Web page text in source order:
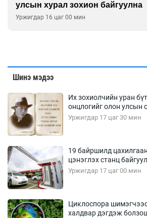
улсын хурал зохион байгуулна
Уржигдар 16 цаг 00 мин
Шинэ мэдээ
Их зохиолчийн уран
онцлогийг олон улсын
Уржигдар 17 цаг 30 мин
19 байршилд
цэнэглэх станц
Уржигдар 17 цаг 00 мин
Циклоспора
халдвар дэгдэж